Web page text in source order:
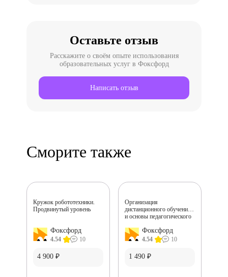
занятий, каждое из которых давало четкие
инструменты для развития и
совершенствования навыка говорения.
Оставьте отзыв
Расскажите о своём опыте использования
образовательных услуг в Фоксфорд
Написать отзыв
Сморите также
Фоксфорд
4.54 10
Кружок робототехники.
Продвинутый уровень
4 900 ₽
Фоксфорд
4.54 10
Организация
дистанционного обучения
и основы педагогического
1 490 ₽